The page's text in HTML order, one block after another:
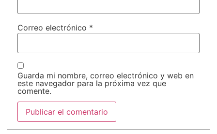
Correo electrónico *
Guarda mi nombre, correo electrónico y web en
este navegador para la próxima vez que
comente.